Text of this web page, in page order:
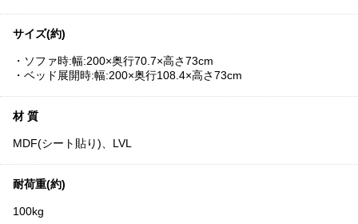
サイズ(約)
・ソファ時:幅:200×奥行70.7×高さ73cm
・ベッド展開時:幅:200×奥行108.4×高さ73cm
材 質
MDF(シート貼り)、LVL
耐荷重(約)
100kg